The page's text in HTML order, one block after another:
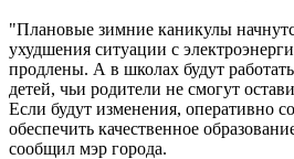
"Плановые зимние каникулы
ухудшения ситуации с
продлены. А в школах будут
детей, чьи родители не смогут
Если будут изменения, оперативно
обеспечить качественное
сообщил мэр города.